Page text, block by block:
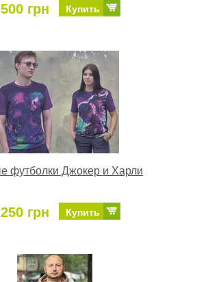
грн Купить
футболки Джокер и Харли
грн Купить